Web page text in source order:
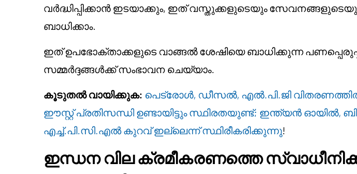
വർദ്ധിപ്പിക്കാൻ ഇടയാക്കും, ഇത് വസ്തുക്കളുടെയും
ബാധിക്കാം.
ഇത് ഉപഭോക്താക്കളുടെ വാങ്ങൽ ശേഷിയെ ബാധിക്കുന്ന
സമ്മർദ്ദങ്ങൾക്ക് സംഭാവന ചെയ്യാം.
കൂടുതൽ വായിക്കുക: പെട്രോൾ, ഡീസൽ, എൽ.പി.ജി
ഈസ്റ്റ് പ്രതിസന്ധി ഉണ്ടായിട്ടും സ്ഥിരതയുണ്ട്; ഇന്ത്യൻ ഓയിൽ,
എച്ച്.പി.സി.എൽ കുറവ് ഇല്ലെന്ന് സ്ഥിരീകരിക്കുന്നു!
ഇന്ധന വില ക്രമീകരണത്തെ